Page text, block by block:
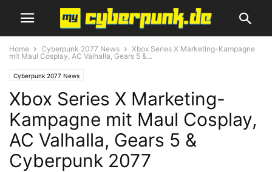
Home Cyberpunk 2077 News
Xbox Series X Marketing-Kampagne
mit Maul Cosplay, AC Valhalla, Gears 5 &...
Cyberpunk 2077 News
Xbox Series X Marketing-
Kampagne mit Maul Cosplay,
AC Valhalla, Gears 5 &
Cyberpunk 2077